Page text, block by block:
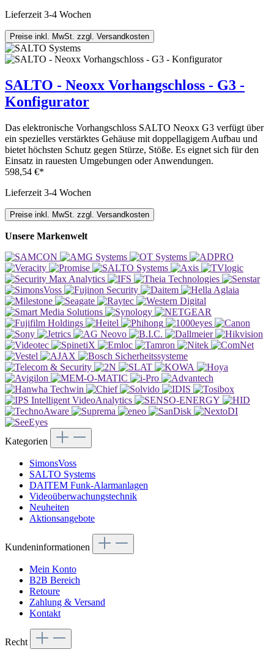
Lieferzeit 3-4 Wochen
Preise inkl. MwSt. zzgl. Versandkosten
SALTO - Neoxx Vorhangschloss - G3 -
Konfigurator
Das elektronische Vorhangschloss SALTO Neoxx G3 verfügt über
ein spezielles verstärktes Gehäuse mit doppellagigem Aufbau und
bietet höchsten Schutz gegen Stürze, Stöße. Es eignet sich für den
Einsatz in rauesten Umgebungen oder Anwendungen.
598,54 €*
Lieferzeit 3-4 Wochen
Preise inkl. MwSt. zzgl. Versandkosten
Unsere Markenwelt
Kategorien
SimonsVoss
SALTO Systems
DAITEM Funk-Alarmanlagen
Videoüberwachungstechnik
Neuheiten
Aktionsangebote
Kundeninformationen
Mein Konto
B2B Bereich
Retoure
Zahlung & Versand
Kontakt
Recht